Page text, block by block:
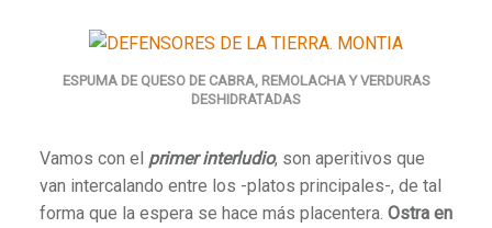
ESPUMA DE QUESO DE CABRA, REMOLACHA Y VERDURAS
DESHIDRATADAS
Vamos con el primer interludio, son aperitivos que
van intercalando entre los -platos principales-, de tal
forma que la espera se hace más placentera. Ostra en